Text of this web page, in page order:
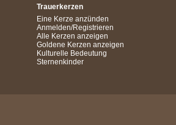
Trauerkerzen
Eine Kerze anzünden
Anmelden/Registrieren
Alle Kerzen anzeigen
Goldene Kerzen anzeigen
Kulturelle Bedeutung
Sternenkinder